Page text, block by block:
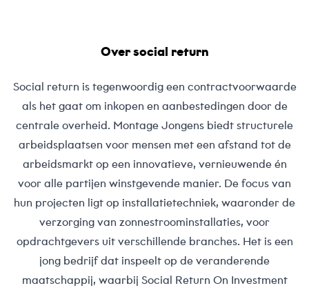
Over social return
Social return is tegenwoordig een contractvoorwaarde
als het gaat om inkopen en aanbestedingen door de
centrale overheid. Montage Jongens biedt structurele
arbeidsplaatsen voor mensen met een afstand tot de
arbeidsmarkt op een innovatieve, vernieuwende én
voor alle partijen winstgevende manier. De focus van
hun projecten ligt op installatietechniek, waaronder de
verzorging van zonnestroominstallaties, voor
opdrachtgevers uit verschillende branches. Het is een
jong bedrijf dat inspeelt op de veranderende
maatschappij, waarbij Social Return On Investment